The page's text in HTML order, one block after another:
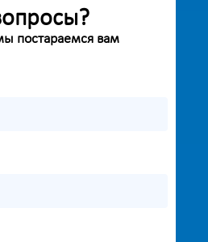
постараемся вам